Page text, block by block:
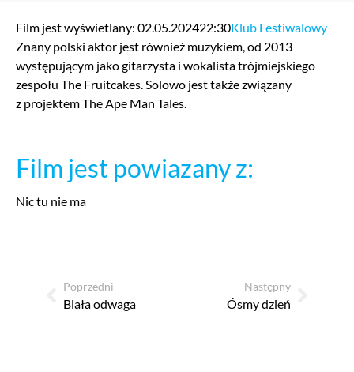
Film jest wyświetlany: 02.05.202422:30Klub Festiwalowy
Znany polski aktor jest również muzykiem, od 2013
występującym jako gitarzysta i wokalista trójmiejskiego
zespołu The Fruitcakes. Solowo jest także związany
z projektem The Ape Man Tales.
Film jest powiazany z:
Nic tu nie ma
Poprzedni
Biała odwaga
Następny
Ósmy dzień